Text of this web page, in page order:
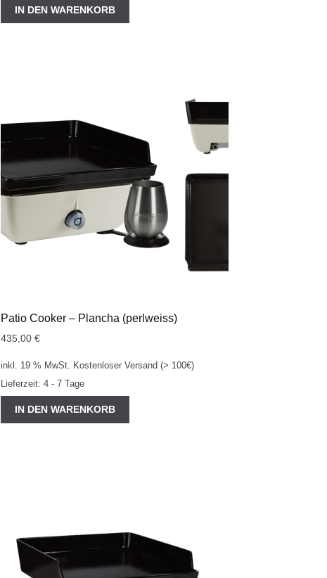
IN DEN WARENKORB
Patio Cooker – Plancha (perlweiss)
435,00€
inkl. 19 % MwSt. Kostenloser Versand (> 100€)
Lieferzeit:4 - 7 Tage
IN DEN WARENKORB